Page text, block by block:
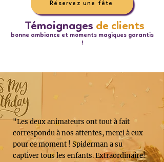
Réservez une fête
bonne ambiance et moments magiques garantis
!
Témoignages de clients
"Les deux animateurs ont tout à fait
correspondu à nos attentes, merci à eux
pour ce moment ! Spiderman a su
captiver tous les enfants. Extraordinaire!